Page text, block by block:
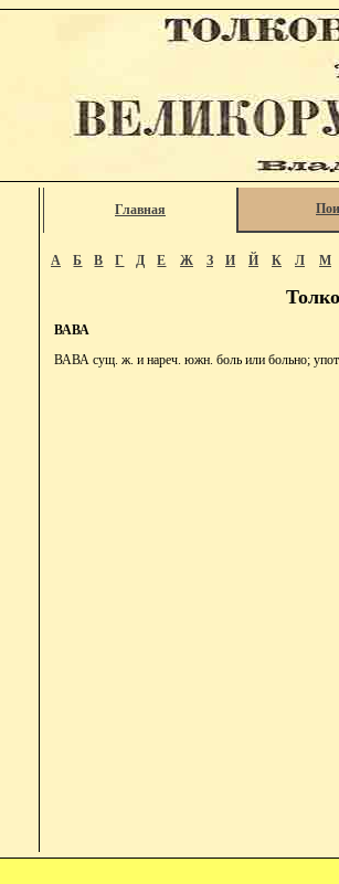
Главная
А Б В Г Д Е Ж З И Й К Л М
ВАВА
ВАВА сущ. ж. и нареч. южн. боль или больно;